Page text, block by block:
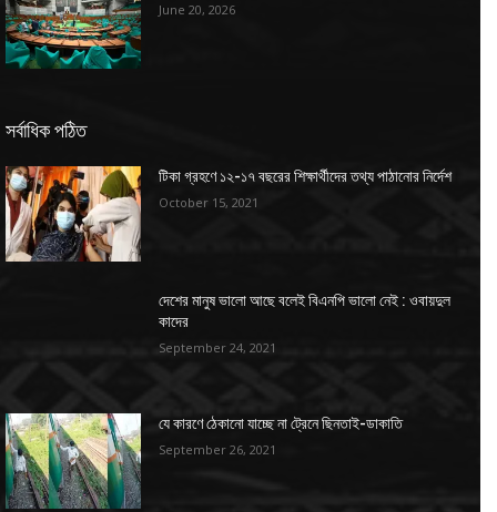
June 20, 2026
সর্বাধিক পঠিত
টিকা গ্রহণে ১২-১৭ বছরের শিক্ষার্থীদের তথ্য পাঠানোর নির্দেশ
October 15, 2021
দেশের মানুষ ভালো আছে বলেই বিএনপি ভালো নেই : ওবায়দুল
কাদের
September 24, 2021
যে কারণে ঠেকানো যাচ্ছে না ট্রেনে ছিনতাই-ডাকাতি
September 26, 2021